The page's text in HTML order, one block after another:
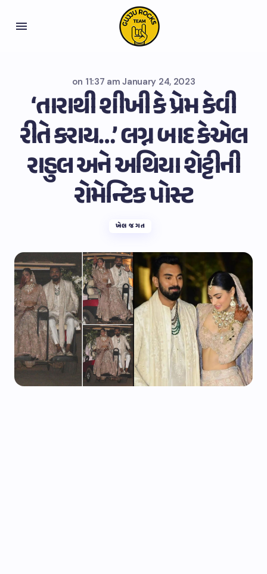
on 11:37 am January 24, 2023
‘તારાથી શીખી કે પ્રેમ કેવી
રીતે કરાય…’ લગ્ન બાદ કેએલ
રાહુલ અને અથિયા શેટ્ટીની
રોમેન્ટિક પોસ્ટ
ખેલ જગત